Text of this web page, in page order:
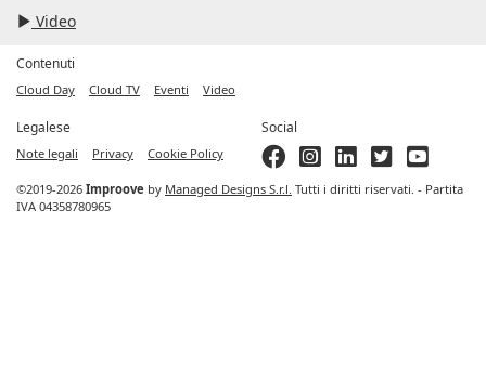
Video
Contenuti
Cloud Day Cloud TV Eventi Video
Legalese
Note legali Privacy Cookie Policy
Social
©2019-2026 Improove by Managed Designs S.r.l. Tutti i diritti riservati. - Partita
IVA 04358780965